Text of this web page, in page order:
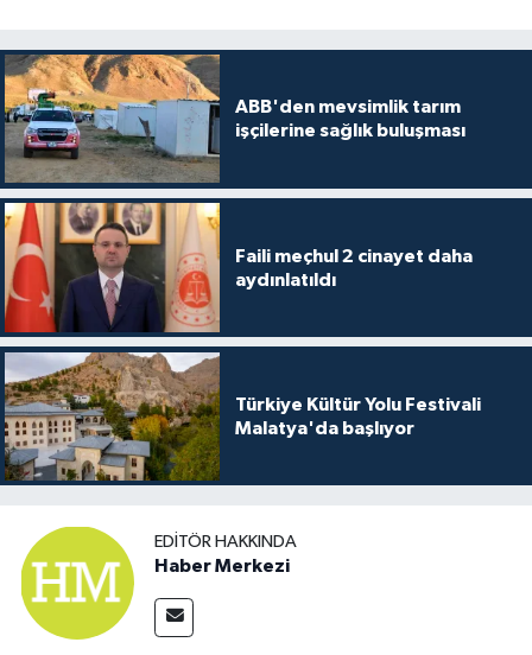
ABB'den mevsimlik tarım
işçilerine sağlık buluşması
Faili meçhul 2 cinayet daha
aydınlatıldı
Türkiye Kültür Yolu Festivali
Malatya'da başlıyor
EDITÖR HAKKINDA
Haber Merkezi